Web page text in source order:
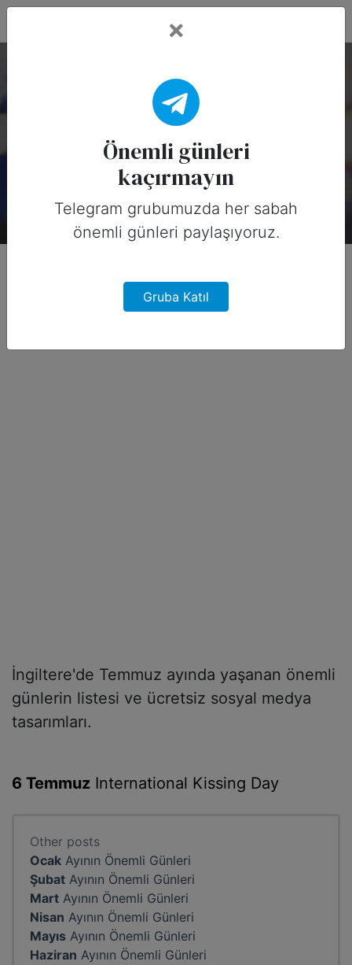
İngiltere'de Temmuz
Ayının Önemli Günleri
6 yıl önce
İngiltere'de Temmuz ayında yaşanan önemli
günlerin listesi ve ücretsiz sosyal medya
tasarımları.
6 Temmuz International Kissing Day
Other posts
Ocak Ayının Önemli Günleri
Şubat Ayının Önemli Günleri
Mart Ayının Önemli Günleri
Nisan Ayının Önemli Günleri
Mayıs Ayının Önemli Günleri
Haziran Ayının Önemli Günleri
Önemli günleri
kaçırmayın
Telegram grubumuzda her sabah
önemli günleri paylaşıyoruz.
Gruba Katıl